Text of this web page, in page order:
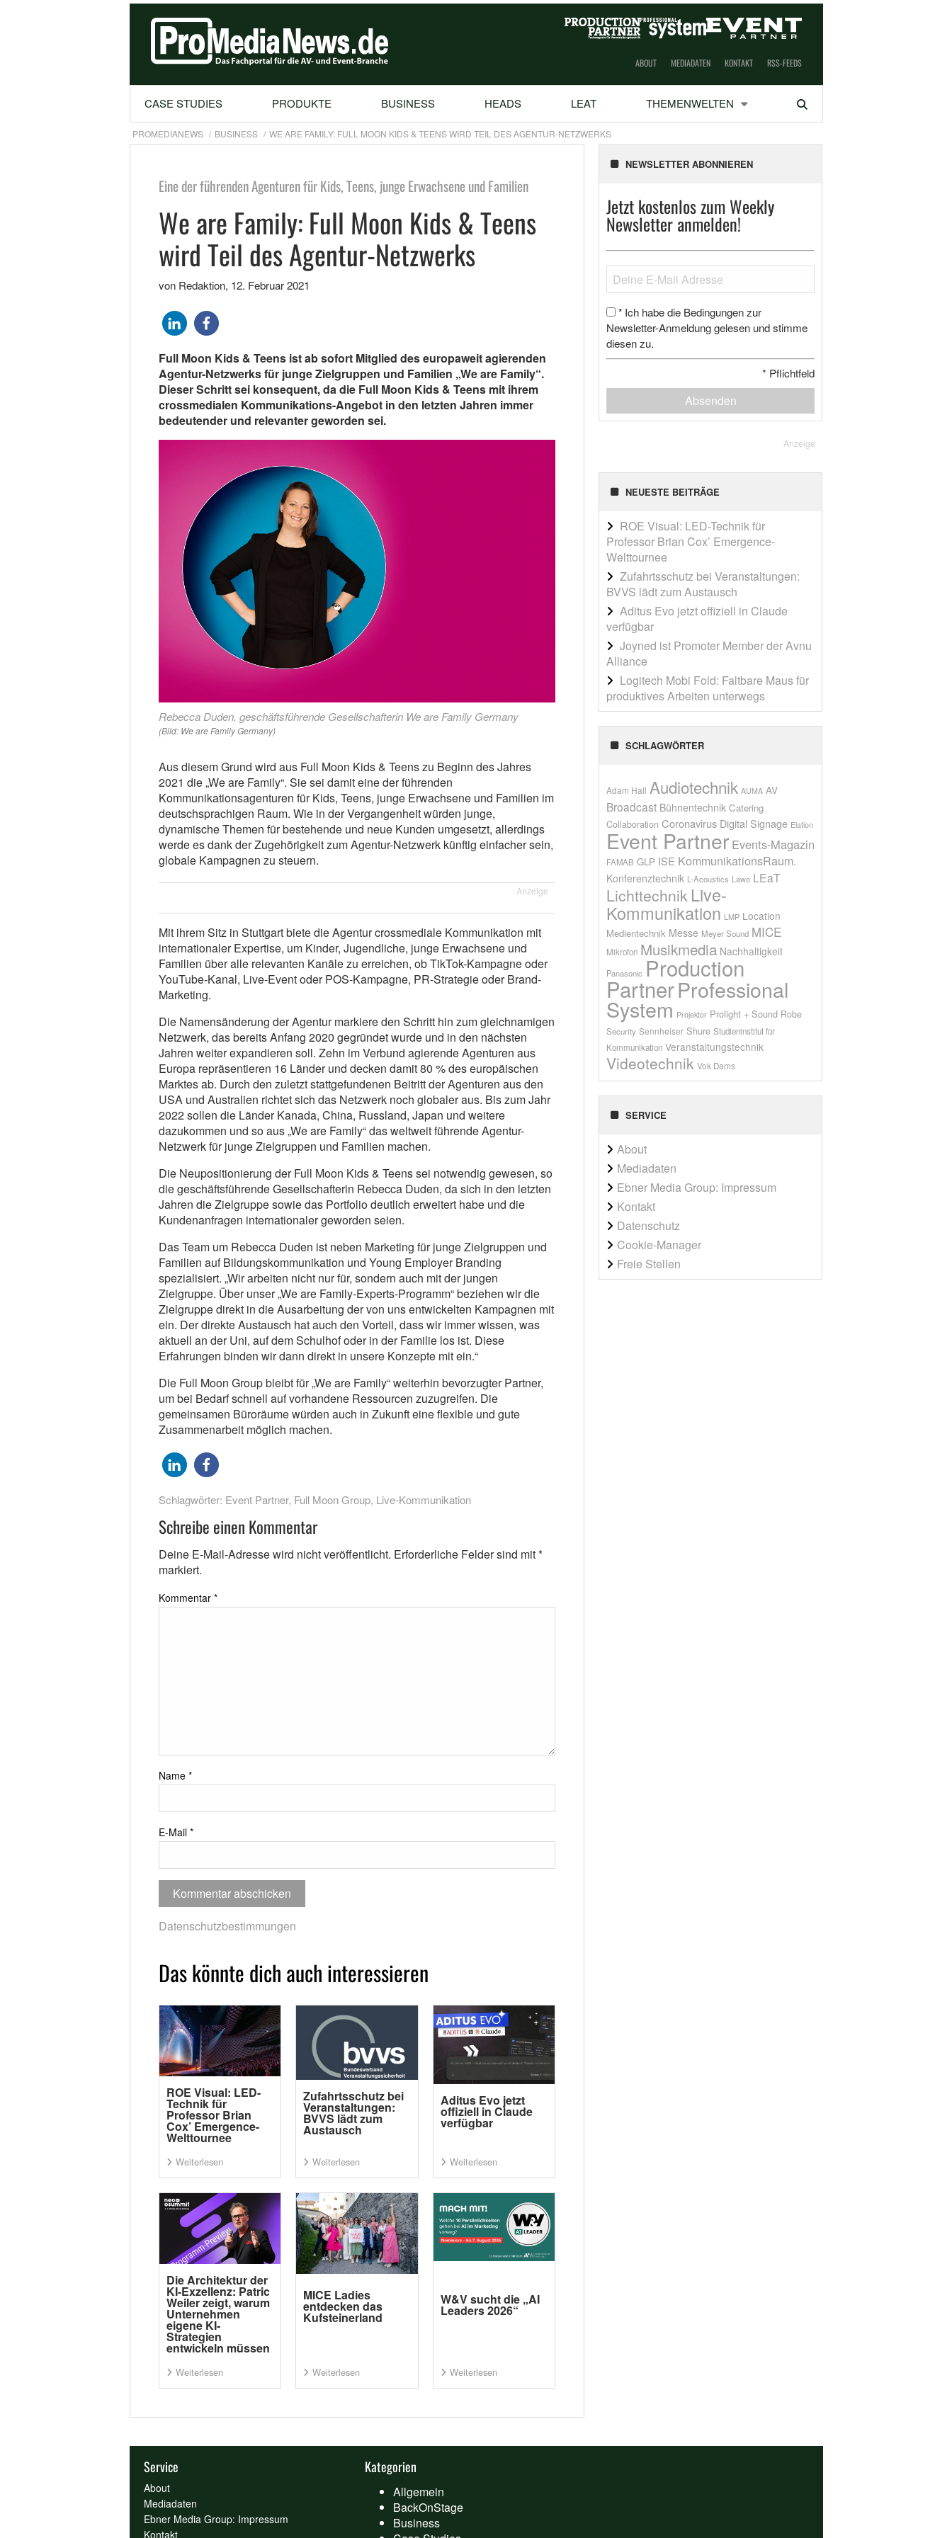
ABOUT MEDIADATEN KONTAKT RSS-FEEDS
CASE STUDIES PRODUKTE BUSINESS HEADS LEAT THEMENWELTEN Suchen
PROMEDIANEWS BUSINESS WE ARE FAMILY: FULL MOON KIDS & TEENS WIRD TEIL DES AGENTUR-NETZWERKS
Eine der führenden Agenturen für Kids, Teens, junge Erwachsene und Familien
We are Family: Full Moon Kids & Teens
wird Teil des Agentur-Netzwerks
von Redaktion, 12. Februar 2021
Full Moon Kids & Teens ist ab sofort Mitglied des europaweit agierenden
Agentur-Netzwerks für junge Zielgruppen und Familien „We are Family“.
Dieser Schritt sei konsequent, da die Full Moon Kids & Teens mit ihrem
crossmedialen Kommunikations-Angebot in den letzten Jahren immer
bedeutender und relevanter geworden sei.
Rebecca Duden, geschäftsführende Gesellschafterin We are Family Germany
(Bild: We are Family Germany)
Aus diesem Grund wird aus Full Moon Kids & Teens zu Beginn des Jahres
2021 die „We are Family“. Sie sei damit eine der führenden
Kommunikationsagenturen für Kids, Teens, junge Erwachsene und Familien im
deutschsprachigen Raum. Wie in der Vergangenheit würden junge,
dynamische Themen für bestehende und neue Kunden umgesetzt, allerdings
werde es dank der Zugehörigkeit zum Agentur-Netzwerk künftig einfacher sein,
globale Kampagnen zu steuern.
Anzeige
Mit ihrem Sitz in Stuttgart biete die Agentur crossmediale Kommunikation mit
internationaler Expertise, um Kinder, Jugendliche, junge Erwachsene und
Familien über alle relevanten Kanäle zu erreichen, ob TikTok-Kampagne oder
YouTube-Kanal, Live-Event oder POS-Kampagne, PR-Strategie oder Brand-
Marketing.
Die Namensänderung der Agentur markiere den Schritt hin zum gleichnamigen
Netzwerk, das bereits Anfang 2020 gegründet wurde und in den nächsten
Jahren weiter expandieren soll. Zehn im Verbund agierende Agenturen aus
Europa repräsentieren 16 Länder und decken damit 80 % des europäischen
Marktes ab. Durch den zuletzt stattgefundenen Beitritt der Agenturen aus den
USA und Australien richtet sich das Netzwerk noch globaler aus. Bis zum Jahr
2022 sollen die Länder Kanada, China, Russland, Japan und weitere
dazukommen und so aus „We are Family“ das weltweit führende Agentur-
Netzwerk für junge Zielgruppen und Familien machen.
Die Neupositionierung der Full Moon Kids & Teens sei notwendig gewesen, so
die geschäftsführende Gesellschafterin Rebecca Duden, da sich in den letzten
Jahren die Zielgruppe sowie das Portfolio deutlich erweitert habe und die
Kundenanfragen internationaler geworden seien.
Das Team um Rebecca Duden ist neben Marketing für junge Zielgruppen und
Familien auf Bildungskommunikation und Young Employer Branding
spezialisiert. „Wir arbeiten nicht nur für, sondern auch mit der jungen
Zielgruppe. Über unser „We are Family-Experts-Programm“ beziehen wir die
Zielgruppe direkt in die Ausarbeitung der von uns entwickelten Kampagnen mit
ein. Der direkte Austausch hat auch den Vorteil, dass wir immer wissen, was
aktuell an der Uni, auf dem Schulhof oder in der Familie los ist. Diese
Erfahrungen binden wir dann direkt in unsere Konzepte mit ein.“
Die Full Moon Group bleibt für „We are Family“ weiterhin bevorzugter Partner,
um bei Bedarf schnell auf vorhandene Ressourcen zuzugreifen. Die
gemeinsamen Büroräume würden auch in Zukunft eine flexible und gute
Zusammenarbeit möglich machen.
Schlagwörter: Event Partner, Full Moon Group, Live-Kommunikation
Schreibe einen Kommentar
Deine E-Mail-Adresse wird nicht veröffentlicht. Erforderliche Felder sind mit*
markiert.
Kommentar *
Name *
E-Mail *
Datenschutzbestimmungen
Das könnte dich auch interessieren
ROE Visual: LED-
Technik für
Professor Brian
Cox’ Emergence-
Welttournee
Weiterlesen
Zufahrtsschutz bei
Veranstaltungen:
BVVS lädt zum
Austausch
Weiterlesen
Aditus Evo jetzt
offiziell in Claude
verfügbar
Weiterlesen
Die Architektur der
KI-Exzellenz: Patric
Weiler zeigt, warum
Unternehmen
eigene KI-
Strategien
entwickeln müssen
Weiterlesen
MICE Ladies
entdecken das
Kufsteinerland
Weiterlesen
W&V sucht die „AI
Leaders 2026“
Weiterlesen
NEWSLETTER ABONNIEREN
Jetzt kostenlos zum Weekly
Newsletter anmelden!
* Ich habe die Bedingungen zur
Newsletter-Anmeldung gelesen und stimme
diesen zu.
* Pflichtfeld
Absenden
Anzeige
NEUESTE BEITRÄGE
ROE Visual: LED-Technik für
Professor Brian Cox’ Emergence-
Welttournee
Zufahrtsschutz bei Veranstaltungen:
BVVS lädt zum Austausch
Aditus Evo jetzt offiziell in Claude
verfügbar
Joyned ist Promoter Member der Avnu
Alliance
Logitech Mobi Fold: Faltbare Maus für
produktives Arbeiten unterwegs
SCHLAGWÖRTER
Adam Hall Audiotechnik AUMA AV
Broadcast Bühnentechnik Catering
Collaboration Coronavirus Digital Signage Elation
Event Partner Events-Magazin
FAMAB GLP ISE KommunikationsRaum.
Konferenztechnik L-Acoustics Lawo LEaT
Lichttechnik Live-
Kommunikation LMP Location
Medientechnik Messe Meyer Sound MICE
Mikrofon Musikmedia Nachhaltigkeit
Panasonic Production
PartnerProfessional
System Projektor Prolight + Sound Robe
Security Sennheiser Shure Studieninstitut für
Kommunikation Veranstaltungstechnik
Videotechnik Vok Dams
SERVICE
About
Mediadaten
Ebner Media Group: Impressum
Kontakt
Datenschutz
Cookie-Manager
Freie Stellen
Service
About
Mediadaten
Ebner Media Group: Impressum
Kontakt
Kategorien
Allgemein
BackOnStage
Business